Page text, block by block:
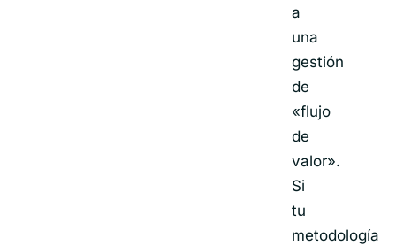
a
una
gestión
de
«flujo
de
valor».
Si
tu
metodología